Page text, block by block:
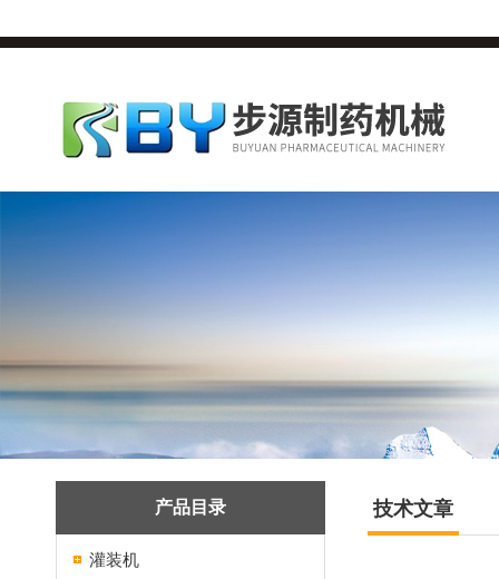
产品目录
灌装机
技术文章